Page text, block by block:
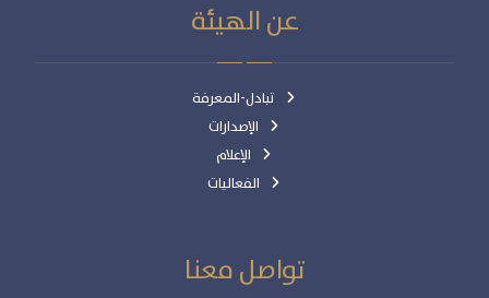
عن الهيئة
تبادل-المعرفة
الإصدارات
الإعلام
الفعاليات
تواصل معنا